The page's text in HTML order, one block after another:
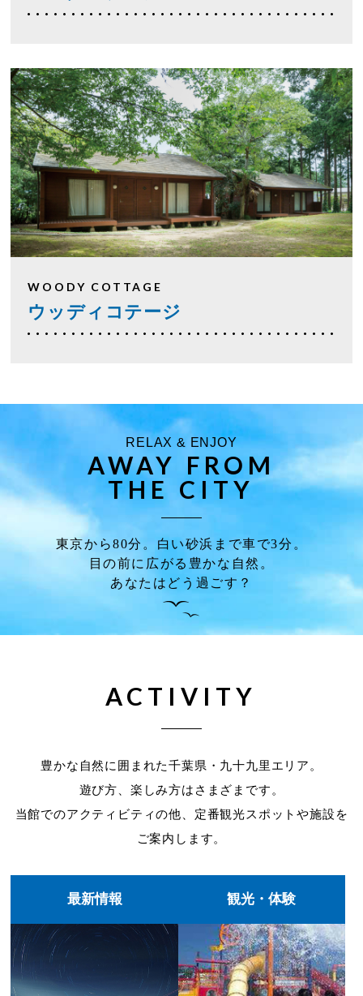
WOODY COTTAGE
ウッディコテージ
RELAX & ENJOY
AWAY FROM
THE CITY
東京から80分。白い砂浜まで車で3分。
目の前に広がる豊かな自然。
あなたはどう過ごす？
ACTIVITY
豊かな自然に囲まれた千葉県・九十九里エリア。
遊び方、楽しみ方はさまざまです。
当館でのアクティビティの他、定番観光スポットや施設を
ご案内します。
最新情報 観光・体験